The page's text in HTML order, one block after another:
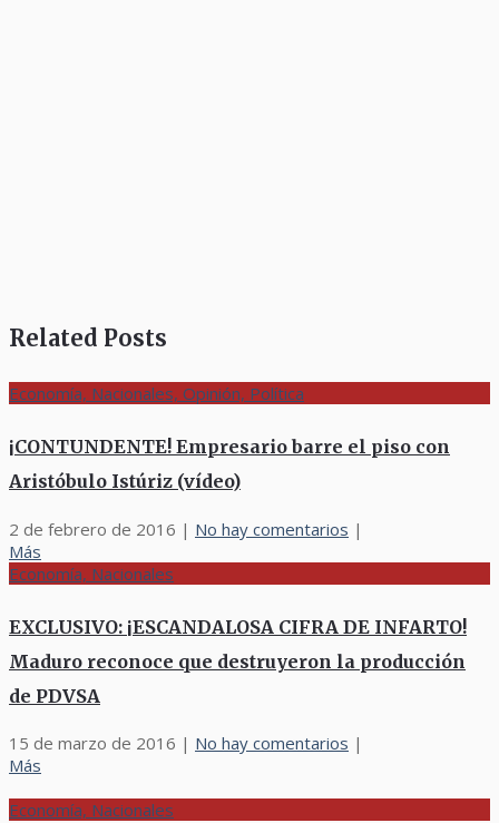
Related Posts
Economía, Nacionales, Opinión, Política
¡CONTUNDENTE! Empresario barre el piso con
Aristóbulo Istúriz (vídeo)
2 de febrero de 2016 | No hay comentarios |
Más
Economía, Nacionales
EXCLUSIVO: ¡ESCANDALOSA CIFRA DE INFARTO!
Maduro reconoce que destruyeron la producción
de PDVSA
15 de marzo de 2016 | No hay comentarios |
Más
Economía, Nacionales